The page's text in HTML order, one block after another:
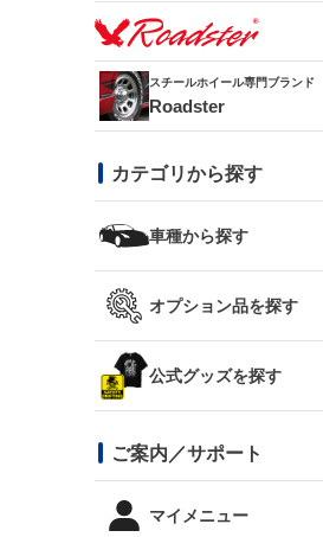
雷神(S15)
龍神(チェイサー)
レーシングライン
アタックライン
ストリームライン
スタイリッシュライン
ブラッシュフェンダー
コンバットアイ
GTウイング
リアウイング
ルーフウイング
ボンネット
カナード
アルミホイール
MUD-SR7
MUD-S7
ボンネット
フェンダー
サイドパーツ
リアウイング
エアロシリーズ
LUX MODEL SP
LUX MODEL
RUGGER MODEL
GROUND MODEL
PHANTOM LIP
DTM:exclusive
オーバーフェンダー
リアウイング
スムージングバンパー
ワイパーガード
内装パーツ
スチールホイール専門ブランド
Roadster
DAYTONA-RS
DAYTONA-RS NEO
まつど家 鉄漢
まつど家 鉄心
まつど家 鉄八
カテゴリから探す
車種から探す
トヨタ
シルビア S13
シルビア S14 前期
スズキ
RX-7
スバル
BRZ
レクサス
オプション品を探す
GTウイング用ラダー
コンバットアイ用ライト
オプションタイヤ
公式グッズを探す
ステッカー
トップス(半袖)
ご案内／サポート
マイメニュー